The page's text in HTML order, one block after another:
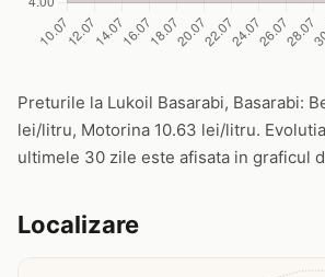
Preturile la Lukoil Basarabi, Basarabi:
lei/litru, Motorina 10.63 lei/litru.
ultimele 30 zile este afisata in graficul
Localizare